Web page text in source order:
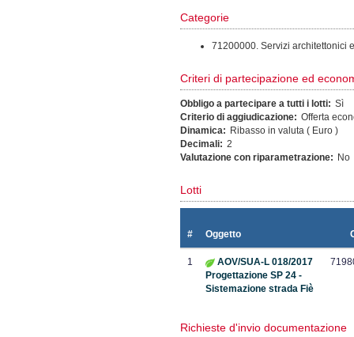
Categorie
71200000. Servizi architettonici
Criteri di partecipazione ed
Obbligo a partecipare a tutti i lotti: Sì
Criterio di aggiudicazione: Offerta
Dinamica: Ribasso in valuta ( Euro )
Decimali: 2
Valutazione con riparametrazione: No
Lotti
# Oggetto
1
AOV/SUA-L 018/2017
Progettazione SP 24 -
Sistemazione strada Fiè
Richieste d'invio documentazione